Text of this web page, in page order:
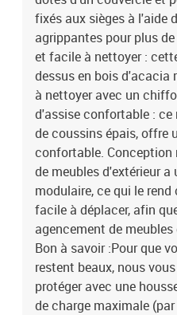
fixés aux sièges à l'aide
agrippantes pour plus
et facile à nettoyer :
dessus en bois d'acacia
à nettoyer avec un
d'assise confortable : ce
de coussins épais, offre
confortable. Conception
de meubles d'extérieur
modulaire, ce qui le
facile à déplacer, afin
agencement de
Bon à savoir :Pour que
restent beaux, nous
protéger avec une
de charge maximale